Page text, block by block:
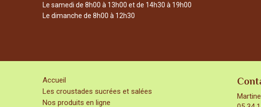
Le samedi de 8h00 à 13h00 et de 14h30 à 19h00
Le dimanche de 8h00 à 12h30
Accueil
Les croustades sucrées et salées
Nos produits en ligne